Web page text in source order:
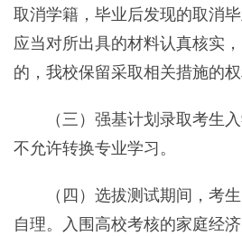
取消学籍，毕业后发现的取消
应当对所出具的材料认真核实
的，我校保留采取相关措施的权
（三）强基计划录取考生
不允许转换专业学习。
（四）选拔测试期间，考
自理。入围高校考核的家庭经